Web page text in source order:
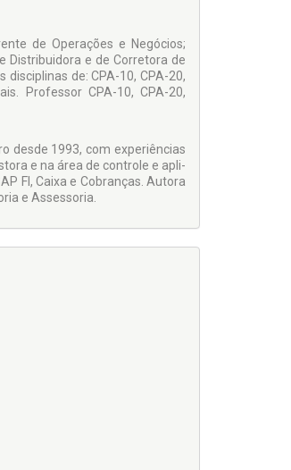
com o público, no processo de
Mercosul de Ensino à
anbima
de Operações e Negócios;
Distribuidora e de Corretora de
de: CPA-10, CPA-20,
Professor CPA-10, CPA-20,
desde 1993, com experiências
e na área de controle e apli­
FI, Caixa e Cobranças. Autora
e Asses­soria.